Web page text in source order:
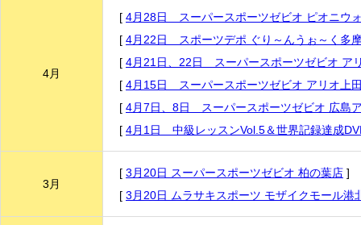
4月
[ 4月28日 スーパースポーツゼビオ ピオニウ
[ 4月22日 スポーツデポ ぐり～んうぉ～く多
[ 4月21日、22日 スーパースポーツゼビオ ア
[ 4月15日 スーパースポーツゼビオ アリオ上
[ 4月7日、8日 スーパースポーツゼビオ 広島
[ 4月1日 中級レッスンVol.5＆世界記録達成
3月
[ 3月20日 スーパースポーツゼビオ 柏の葉店 ]
[ 3月20日 ムラサキスポーツ モザイクモール港